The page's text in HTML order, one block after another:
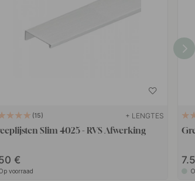
15 + LENGTES
Slim 4025 - RVS Afwerking
voorraad